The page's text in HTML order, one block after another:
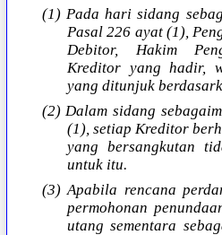
(1) Pada hari sidang
Pasal 226 ayat (1),
Debitor, Hakim
Kreditor yang hadir,
yang ditunjuk
(2) Dalam sidang
(1), setiap Kreditor
yang bersangkutan
untuk itu.
(3) Apabila rencana
permohonan
utang sementara